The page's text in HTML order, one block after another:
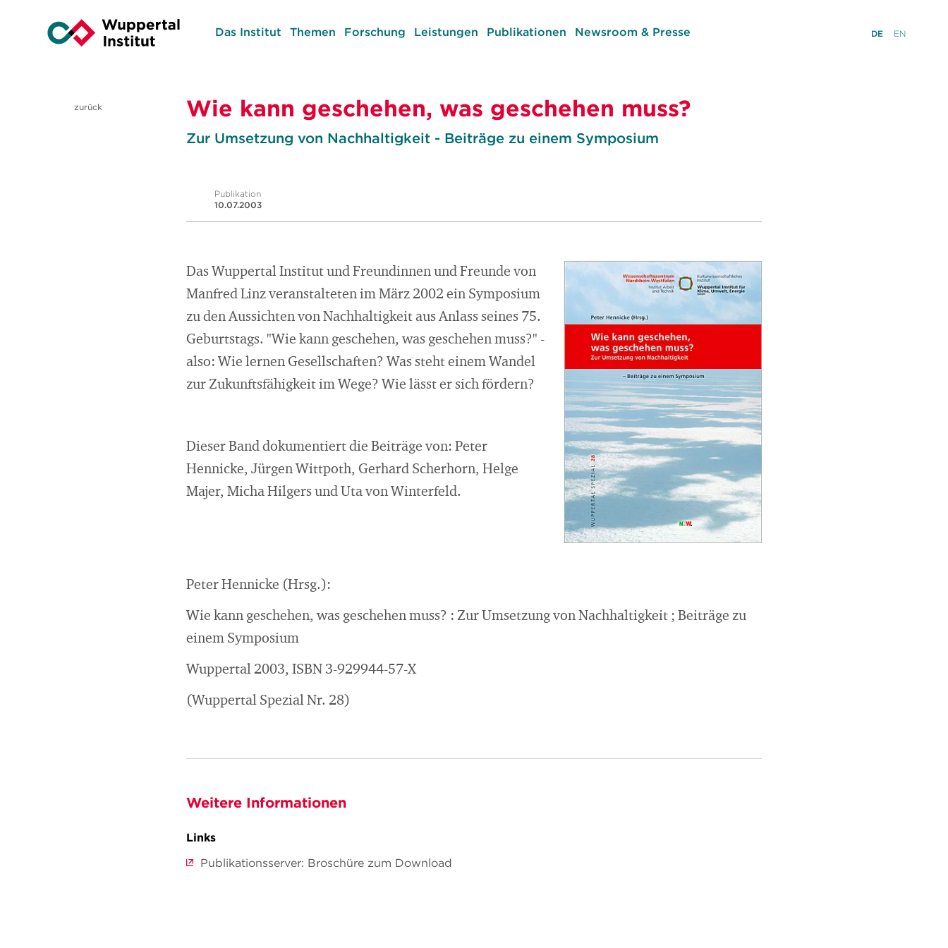
Das Institut Themen Forschung Leistungen Publikationen Newsroom & Presse DE EN
zurück Wie kann geschehen, was geschehen muss?
Zur Umsetzung von Nachhaltigkeit - Beiträge zu einem Symposium
Publikation
10.07.2003
Das Wuppertal Institut und Freundinnen und Freunde von
Manfred Linz veranstalteten im März 2002 ein Symposium
zu den Aussichten von Nachhaltigkeit aus Anlass seines 75.
Geburtstags. "Wie kann geschehen, was geschehen muss?" -
also: Wie lernen Gesellschaften? Was steht einem Wandel
zur Zukunftsfähigkeit im Wege? Wie lässt er sich fördern?
Dieser Band dokumentiert die Beiträge von: Peter
Hennicke, Jürgen Wittpoth, Gerhard Scherhorn, Helge
Majer, Micha Hilgers und Uta von Winterfeld.
Peter Hennicke (Hrsg.):
Wie kann geschehen, was geschehen muss? : Zur Umsetzung von Nachhaltigkeit ; Beiträge zu
einem Symposium
Wuppertal 2003, ISBN 3-929944-57-X
(Wuppertal Spezial Nr. 28)
Weitere Informationen
Links
Publikationsserver: Broschüre zum Download